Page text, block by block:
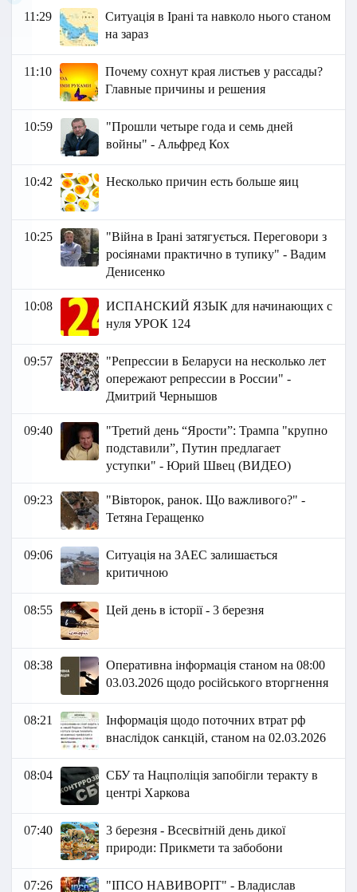
11:29
Ситуація в Ірані та навколо нього станом
на зараз
11:10
Почему сохнут края листьев у рассады?
Главные причины и решения
10:59
"Прошли четыре года и семь дней
войны" - Альфред Кох
10:42 Несколько причин есть больше яиц
10:25
"Війна в Ірані затягується. Переговори з
росіянами практично в тупику" - Вадим
Денисенко
10:08
ИСПАНСКИЙ ЯЗЫК для начинающих с
нуля УРОК 124
09:57
"Репрессии в Беларуси на несколько лет
опережают репрессии в России" -
Дмитрий Чернышов
09:40
"Третий день “Ярости”: Трампа "крупно
подставили”, Путин предлагает
уступки" - Юрий Швец (ВИДЕО)
09:23
"Вівторок, ранок. Що важливого?" -
Тетяна Геращенко
09:06
Ситуація на ЗАЕС залишається
критичною
08:55 Цей день в історії - 3 березня
08:38
Оперативна інформація станом на 08:00
03.03.2026 щодо російського вторгнення
08:21
Інформація щодо поточних втрат рф
внаслідок санкцій, станом на 02.03.2026​​
08:04
СБУ та Нацполіція запобігли теракту в
центрі Харкова
07:40
3 березня - Всесвітній день дикої
природи: Прикмети та забобони
07:26
"ІПСО НАВИВОРІТ" - Владислав